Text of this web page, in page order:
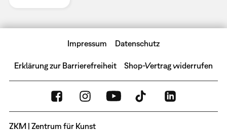
Impressum Datenschutz
Erklärung zur Barrierefreiheit Shop-Vertrag widerrufen
ZKM | Zentrum für Kunst